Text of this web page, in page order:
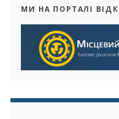
МИ НА ПОРТАЛІ